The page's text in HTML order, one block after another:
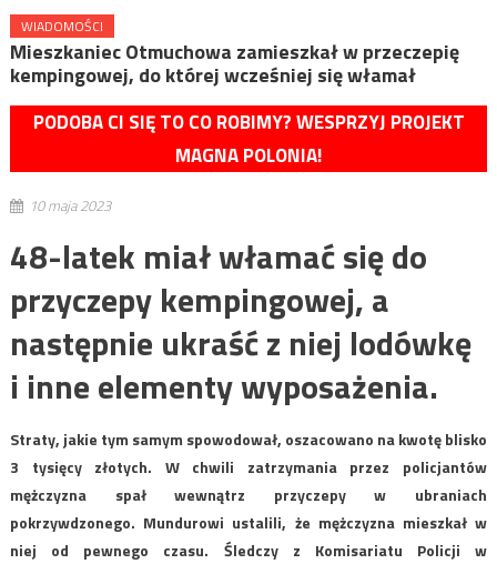
WIADOMOŚCI
Mieszkaniec Otmuchowa zamieszkał w przeczepię
kempingowej, do której wcześniej się włamał
PODOBA CI SIĘ TO CO ROBIMY? WESPRZYJ PROJEKT
MAGNA POLONIA!
10 maja 2023
48-latek miał włamać się do
przyczepy kempingowej, a
następnie ukraść z niej lodówkę
i inne elementy wyposażenia.
Straty, jakie tym samym spowodował, oszacowano na kwotę blisko
3 tysięcy złotych. W chwili zatrzymania przez policjantów
mężczyzna spał wewnątrz przyczepy w ubraniach
pokrzywdzonego. Mundurowi ustalili, że mężczyzna mieszkał w
niej od pewnego czasu. Śledczy z Komisariatu Policji w